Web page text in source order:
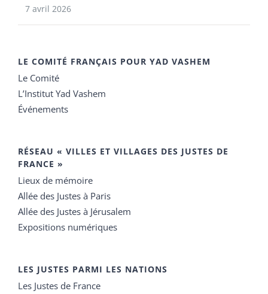
7 avril 2026
LE COMITÉ FRANÇAIS POUR YAD VASHEM
Le Comité
L’Institut Yad Vashem
Événements
RÉSEAU « VILLES ET VILLAGES DES JUSTES DE
FRANCE »
Lieux de mémoire
Allée des Justes à Paris
Allée des Justes à Jérusalem
Expositions numériques
LES JUSTES PARMI LES NATIONS
Les Justes de France